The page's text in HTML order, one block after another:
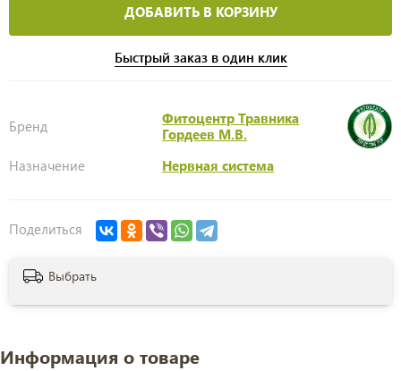
ДОБАВИТЬ В КОРЗИНУ
Быстрый заказ в один клик
Бренд
Фитоцентр Травника
Гордеев М.В.
Назначение
Нервная система
Поделиться
Выбрать
Информация о товаре